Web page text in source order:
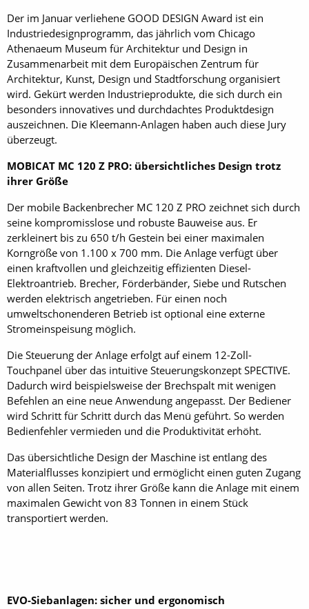
Der im Januar verliehene GOOD DESIGN Award ist ein
Industriedesignprogramm, das jährlich vom Chicago
Athenaeum Museum für Architektur und Design in
Zusammenarbeit mit dem Europäischen Zentrum für
Architektur, Kunst, Design und Stadtforschung organisiert
wird. Gekürt werden Industrieprodukte, die sich durch ein
besonders innovatives und durchdachtes Produktdesign
auszeichnen. Die Kleemann-Anlagen haben auch diese Jury
überzeugt.
MOBICAT MC 120 Z PRO: übersichtliches Design trotz
ihrer Größe
Der mobile Backenbrecher MC 120 Z PRO zeichnet sich durch
seine kompromisslose und robuste Bauweise aus. Er
zerkleinert bis zu 650 t/h Gestein bei einer maximalen
Korngröße von 1.100 x 700 mm. Die Anlage verfügt über
einen kraftvollen und gleichzeitig effizienten Diesel-
Elektroantrieb. Brecher, Förderbänder, Siebe und Rutschen
werden elektrisch angetrieben. Für einen noch
umweltschonenderen Betrieb ist optional eine externe
Stromeinspeisung möglich.
Die Steuerung der Anlage erfolgt auf einem 12-Zoll-
Touchpanel über das intuitive Steuerungskonzept SPECTIVE.
Dadurch wird beispielsweise der Brechspalt mit wenigen
Befehlen an eine neue Anwendung angepasst. Der Bediener
wird Schritt für Schritt durch das Menü geführt. So werden
Bedienfehler vermieden und die Produktivität erhöht.
Das übersichtliche Design der Maschine ist entlang des
Materialflusses konzipiert und ermöglicht einen guten Zugang
von allen Seiten. Trotz ihrer Größe kann die Anlage mit einem
maximalen Gewicht von 83 Tonnen in einem Stück
transportiert werden.
EVO-Siebanlagen: sicher und ergonomisch